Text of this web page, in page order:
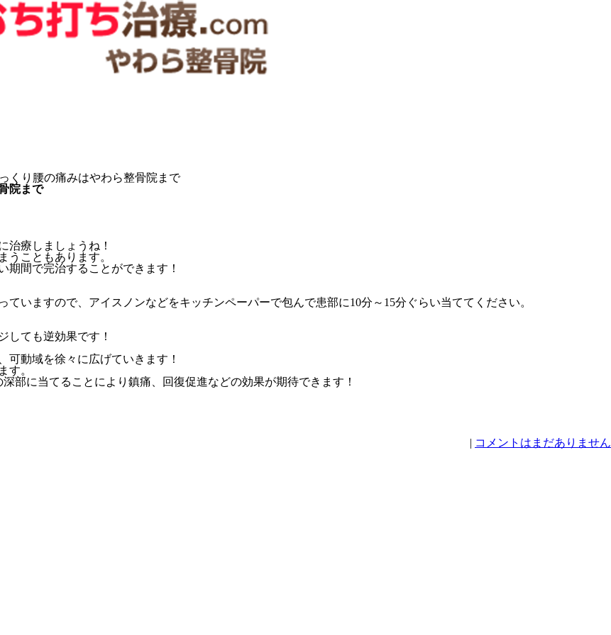
くり腰の痛みはやわら整骨院まで
院まで
治療しましょうね！
うこともあります。
間で完治することができます！
いますので、アイスノンなどをキッチンペーパーで包んで患部に10分～15分ぐらい当ててください。
しても逆効果です！
動域を徐々に広げていきます！
す。
部に当てることにより鎮痛、回復促進などの効果が期待できます！
| コメントはまだありません